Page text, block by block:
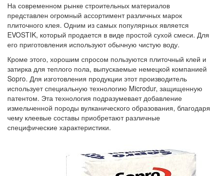
На современном рынке строительных материалов
представлен огромный ассортимент различных марок
плиточного клея. Одним из самых популярных является
EVOSTIK, который продается в виде простой сухой смеси. Для
его приготовления используют обычную чистую воду.
Кроме этого, хорошим спросом пользуются плиточный клей и
затирка для теплого пола, выпускаемые немецкой компанией
Sopro. Для изготовления продукции этот производитель
использует специальную технологию Microdur, защищенную
патентом. Эта технология подразумевает добавление
измельченной породы вулканического образования, благодаря
чему клеевые составы приобретают различные
специфические характеристики.